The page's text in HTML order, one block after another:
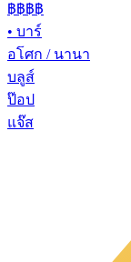
฿฿฿฿
• บาร์
อโศก / นานา
บลูส์
ป๊อป
แจ๊ส